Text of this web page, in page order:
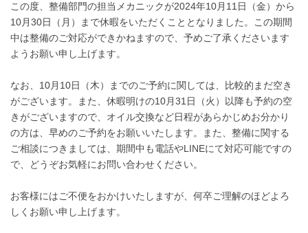
この度、整備部門の担当メカニックが2024年10月11日（金）から
10月30日（月）まで休暇をいただくこととなりました。この期間
中は整備のご対応ができかねますので、予めご了承くださいます
ようお願い申し上げます。
なお、10月10日（木）までのご予約に関しては、比較的まだ空き
がございます。また、休暇明けの10月31日（火）以降も予約の空
きがございますので、オイル交換など日程があらかじめお分かり
の方は、早めのご予約をお願いいたします。また、整備に関する
ご相談につきましては、期間中も電話やLINEにて対応可能ですの
で、どうぞお気軽にお問い合わせください。
お客様にはご不便をおかけいたしますが、何卒ご理解のほどよろ
しくお願い申し上げます。